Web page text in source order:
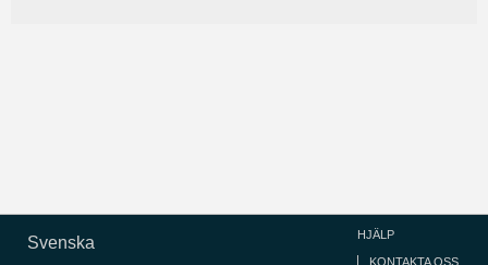
Svenska HJÄLP
KONTAKTA OSS